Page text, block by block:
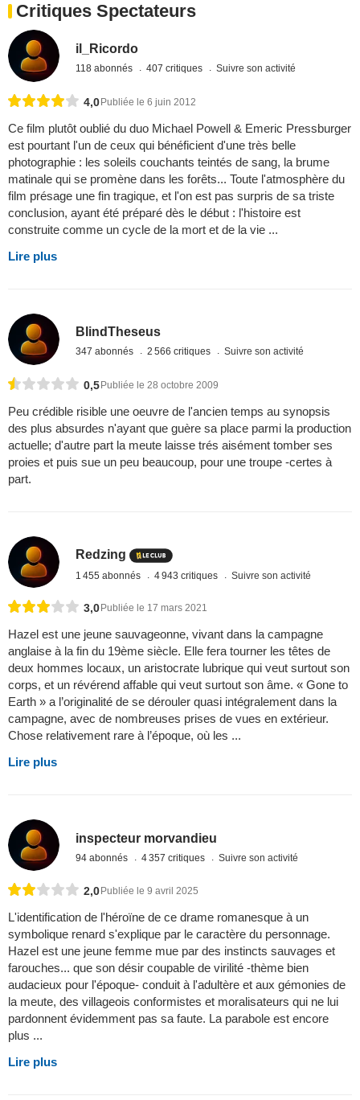
Critiques Spectateurs
il_Ricordo
118 abonnés 407 critiques Suivre son activité
4,0Publiée le 6 juin 2012
Ce film plutôt oublié du duo Michael Powell & Emeric Pressburger
est pourtant l'un de ceux qui bénéficient d'une très belle
photographie : les soleils couchants teintés de sang, la brume
matinale qui se promène dans les forêts... Toute l'atmosphère du
film présage une fin tragique, et l'on est pas surpris de sa triste
conclusion, ayant été préparé dès le début : l'histoire est
construite comme un cycle de la mort et de la vie ...
Lire plus
BlindTheseus
347 abonnés 2 566 critiques Suivre son activité
0,5Publiée le 28 octobre 2009
Peu crédible risible une oeuvre de l'ancien temps au synopsis
des plus absurdes n'ayant que guère sa place parmi la production
actuelle; d'autre part la meute laisse trés aisément tomber ses
proies et puis sue un peu beaucoup, pour une troupe -certes à
part.
Redzing
1 455 abonnés 4 943 critiques Suivre son activité
3,0 Publiée le 17 mars 2021
Hazel est une jeune sauvageonne, vivant dans la campagne
anglaise à la fin du 19ème siècle. Elle fera tourner les têtes de
deux hommes locaux, un aristocrate lubrique qui veut surtout son
corps, et un révérend affable qui veut surtout son âme. « Gone to
Earth » a l’originalité de se dérouler quasi intégralement dans la
campagne, avec de nombreuses prises de vues en extérieur.
Chose relativement rare à l’époque, où les ...
Lire plus
inspecteur morvandieu
94 abonnés 4 357 critiques Suivre son activité
2,0 Publiée le 9 avril 2025
L'identification de l'héroïne de ce drame romanesque à un
symbolique renard s'explique par le caractère du personnage.
Hazel est une jeune femme mue par des instincts sauvages et
farouches... que son désir coupable de virilité -thème bien
audacieux pour l'époque- conduit à l'adultère et aux gémonies de
la meute, des villageois conformistes et moralisateurs qui ne lui
pardonnent évidemment pas sa faute. La parabole est encore
plus ...
Lire plus